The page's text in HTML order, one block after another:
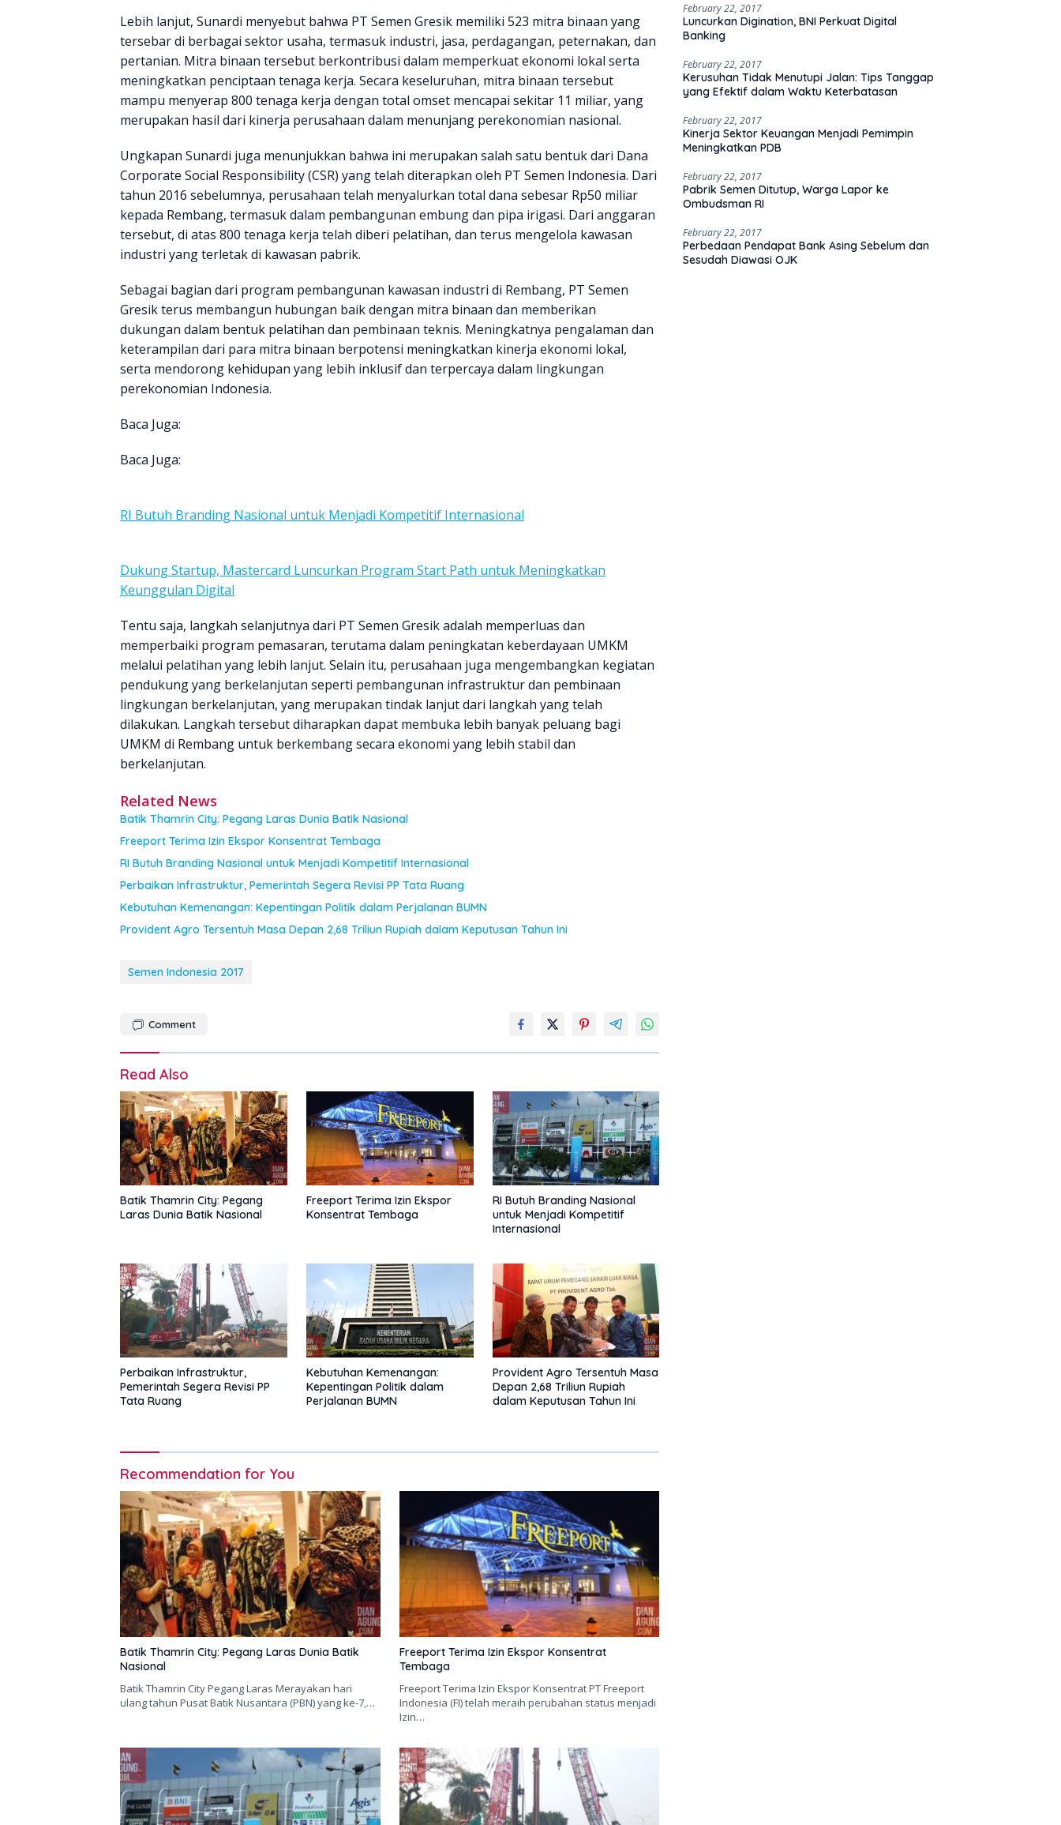
Lebih lanjut, Sunardi menyebut bahwa PT Semen Gresik memiliki 523 mitra binaan yang
tersebar di berbagai sektor usaha, termasuk industri, jasa, perdagangan, peternakan, dan
pertanian. Mitra binaan tersebut berkontribusi dalam memperkuat ekonomi lokal serta
meningkatkan penciptaan tenaga kerja. Secara keseluruhan, mitra binaan tersebut
mampu menyerap 800 tenaga kerja dengan total omset mencapai sekitar 11 miliar, yang
merupakan hasil dari kinerja perusahaan dalam menunjang perekonomian nasional.
Ungkapan Sunardi juga menunjukkan bahwa ini merupakan salah satu bentuk dari Dana
Corporate Social Responsibility (CSR) yang telah diterapkan oleh PT Semen Indonesia. Dari
tahun 2016 sebelumnya, perusahaan telah menyalurkan total dana sebesar Rp50 miliar
kepada Rembang, termasuk dalam pembangunan embung dan pipa irigasi. Dari anggaran
tersebut, di atas 800 tenaga kerja telah diberi pelatihan, dan terus mengelola kawasan
industri yang terletak di kawasan pabrik.
Sebagai bagian dari program pembangunan kawasan industri di Rembang, PT Semen
Gresik terus membangun hubungan baik dengan mitra binaan dan memberikan
dukungan dalam bentuk pelatihan dan pembinaan teknis. Meningkatnya pengalaman dan
keterampilan dari para mitra binaan berpotensi meningkatkan kinerja ekonomi lokal,
serta mendorong kehidupan yang lebih inklusif dan terpercaya dalam lingkungan
perekonomian Indonesia.
Baca Juga:
Baca Juga:
RI Butuh Branding Nasional untuk Menjadi Kompetitif Internasional
Dukung Startup, Mastercard Luncurkan Program Start Path untuk Meningkatkan
Keunggulan Digital
Tentu saja, langkah selanjutnya dari PT Semen Gresik adalah memperluas dan
memperbaiki program pemasaran, terutama dalam peningkatan keberdayaan UMKM
melalui pelatihan yang lebih lanjut. Selain itu, perusahaan juga mengembangkan kegiatan
pendukung yang berkelanjutan seperti pembangunan infrastruktur dan pembinaan
lingkungan berkelanjutan, yang merupakan tindak lanjut dari langkah yang telah
dilakukan. Langkah tersebut diharapkan dapat membuka lebih banyak peluang bagi
UMKM di Rembang untuk berkembang secara ekonomi yang lebih stabil dan
berkelanjutan.
Related News
Batik Thamrin City: Pegang Laras Dunia Batik Nasional
Freeport Terima Izin Ekspor Konsentrat Tembaga
RI Butuh Branding Nasional untuk Menjadi Kompetitif Internasional
Perbaikan Infrastruktur, Pemerintah Segera Revisi PP Tata Ruang
Kebutuhan Kemenangan: Kepentingan Politik dalam Perjalanan BUMN
Provident Agro Tersentuh Masa Depan 2,68 Triliun Rupiah dalam Keputusan Tahun Ini
Semen Indonesia 2017
Comment
Read Also
Batik Thamrin City: Pegang
Laras Dunia Batik Nasional
Freeport Terima Izin Ekspor
Konsentrat Tembaga
RI Butuh Branding Nasional
untuk Menjadi Kompetitif
Internasional
Perbaikan Infrastruktur,
Pemerintah Segera Revisi PP
Tata Ruang
Kebutuhan Kemenangan:
Kepentingan Politik dalam
Perjalanan BUMN
Provident Agro Tersentuh Masa
Depan 2,68 Triliun Rupiah
dalam Keputusan Tahun Ini
Recommendation for You
Batik Thamrin City: Pegang Laras Dunia Batik
Nasional
Batik Thamrin City Pegang Laras Merayakan hari
ulang tahun Pusat Batik Nusantara (PBN) yang ke-7,…
Freeport Terima Izin Ekspor Konsentrat
Tembaga
Freeport Terima Izin Ekspor Konsentrat PT Freeport
Indonesia (FI) telah meraih perubahan status menjadi
Izin…
February 22, 2017
Luncurkan Digination, BNI Perkuat Digital
Banking
February 22, 2017
Kerusuhan Tidak Menutupi Jalan: Tips Tanggap
yang Efektif dalam Waktu Keterbatasan
February 22, 2017
Kinerja Sektor Keuangan Menjadi Pemimpin
Meningkatkan PDB
February 22, 2017
Pabrik Semen Ditutup, Warga Lapor ke
Ombudsman RI
February 22, 2017
Perbedaan Pendapat Bank Asing Sebelum dan
Sesudah Diawasi OJK